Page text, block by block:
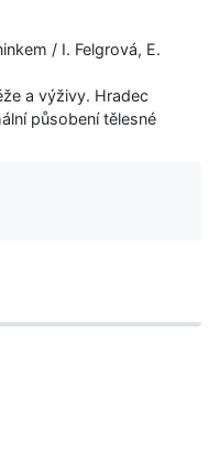
/ I. Felgrová, E.
a výživy. Hradec
působení tělesné